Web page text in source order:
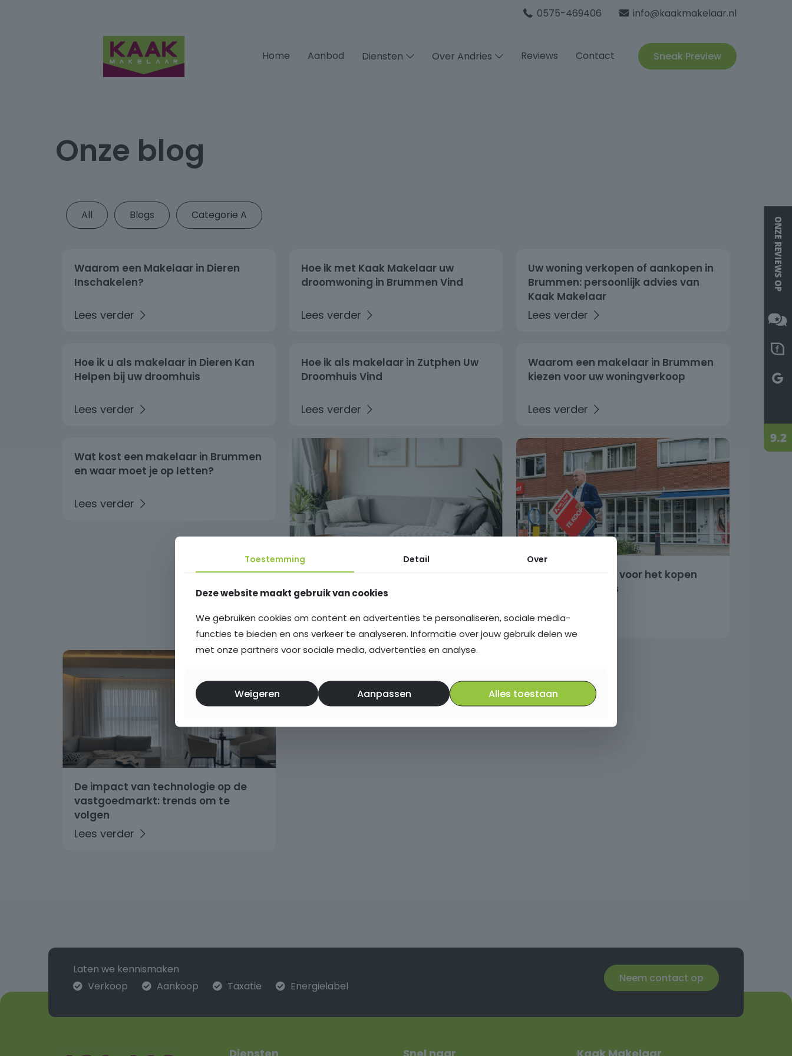
0575-469406 info@kaakmakelaar.nl
Home Aanbod Diensten Over Andries Reviews Contact Sneak Preview
Onze blog
All Blogs Categorie A
Waarom een Makelaar in Dieren
Inschakelen?
Hoe ik met Kaak Makelaar uw
droomwoning in Brummen Vind
Uw woning verkopen of aankopen in
Brummen: persoonlijk advies van
Kaak Makelaar
Hoe ik u als makelaar in Dieren Kan
Helpen bij uw droomhuis
Hoe ik als makelaar in Zutphen Uw
Droomhuis Vind
Waarom een makelaar in Brummen
kiezen voor uw woningverkoop
Wat kost een makelaar in Brummen
en waar moet je op letten?
De ultieme gids voor
woninginspecties: wat moet je
10 essentiële tips voor het kopen
van je eerste huis
De impact van technologie op de
vastgoedmarkt: trends om te
volgen
Laten we kennismaken
Verkoop
Aankoop Taxatie Energielabel
Neem contact op
Toestemming Detail Over
Deze website maakt gebruik van cookies
We gebruiken cookies om content en advertenties te personaliseren, sociale media-
functies te bieden en ons verkeer te analyseren. Informatie over jouw gebruik delen we
met onze partners voor sociale media, advertenties en analyse.
Weigeren Aanpassen Alles toestaan